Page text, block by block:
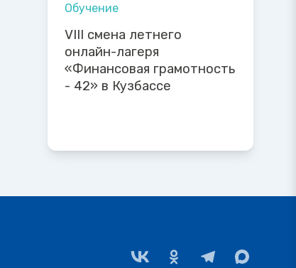
Обучение
VIII смена летнего
онлайн-лагеря
«Финансовая грамотность
- 42» в Кузбассе